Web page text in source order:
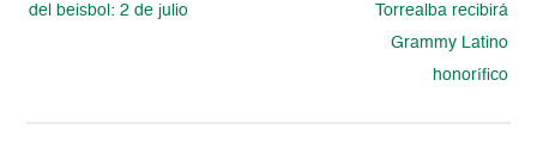
del beisbol: 2 de julio
Torrealba recibirá
Grammy Latino
honorífico